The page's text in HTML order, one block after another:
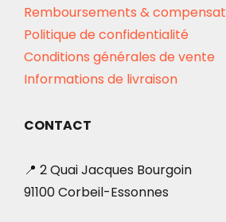
Remboursements &
Politique de confidentialité
Conditions générales de vente
Informations de livraison
CONTACT
📍 2 Quai Jacques Bourgoin
91100 Corbeil-Essonnes